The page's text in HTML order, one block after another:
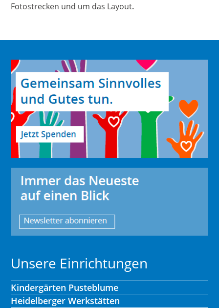
Fotostrecken und um das Layout.
Unsere Einrichtungen
Kindergärten Pusteblume
Heidelberger Werkstätten